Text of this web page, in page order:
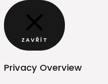
ZAVŘÍT
Privacy Overview